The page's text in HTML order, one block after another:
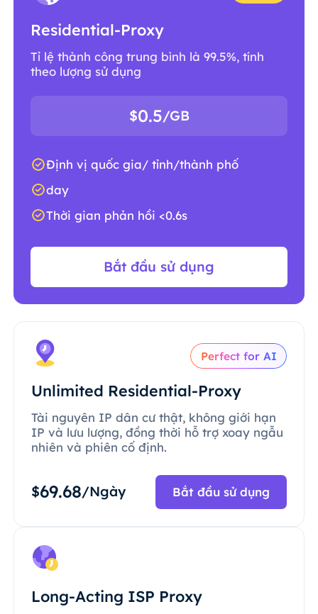
Residential-Proxy
Tỉ lệ thành công trung bình là 99.5%, tính
theo lượng sử dụng
$0.5/GB
Định vị quốc gia/ tỉnh/thành phố
day
Thời gian phản hồi <0.6s
Bắt đầu sử dụng
Perfect for AI
Unlimited Residential-Proxy
Tài nguyên IP dân cư thật, không giới hạn
IP và lưu lượng, đồng thời hỗ trợ xoay ngẫu
nhiên và phiên cố định.
$69.68/Ngày Bắt đầu sử dụng
Long-Acting ISP Proxy